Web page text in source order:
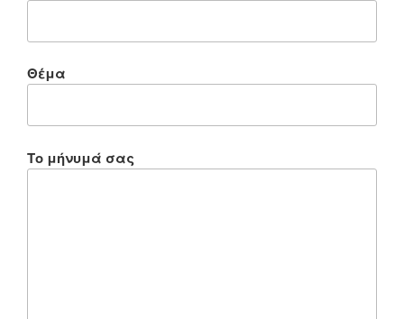
Θέμα
Το μήνυμά σας